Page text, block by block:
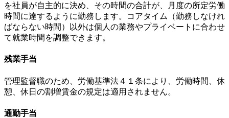
を社員が自主的に決め、その時間の合計が、月度の所定労働
時間に達するように勤務します。コアタイム（勤務しなけれ
ばならない時間）以外は個人の業務やプライベートに合わせ
て就業時間を調整できます。
残業手当
管理監督職のため、労働基準法４１条により、労働時間、休
憩、休日の割増賃金の規定は適用されません。
通勤手当